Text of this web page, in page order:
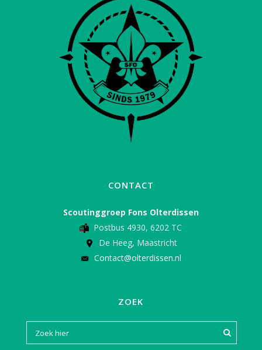
CONTACT
Scoutinggroep Fons Olterdissen
Postbus 4930, 6202 TC
De Heeg, Maastricht
Contact@olterdissen.nl
ZOEK